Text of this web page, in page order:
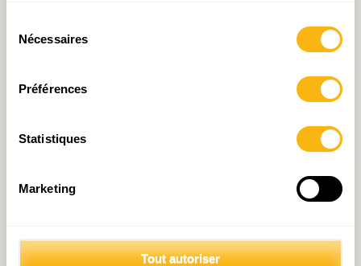
Nécessaires
Préférences
Statistiques
Marketing
Tout autoriser
Les